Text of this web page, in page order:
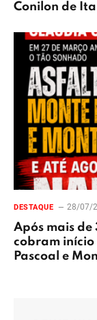
Conilon de
DESTAQUE 28/07/
Após mais de
cobram início
Pascoal e